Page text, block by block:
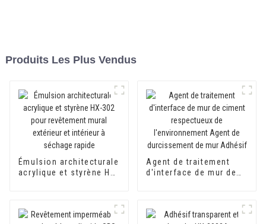
Produits Les Plus Vendus
Émulsion architecturale
acrylique et styrène HX-
rapide
Agent de traitement
d'interface de mur de
de durcissement de mur
Adhésif